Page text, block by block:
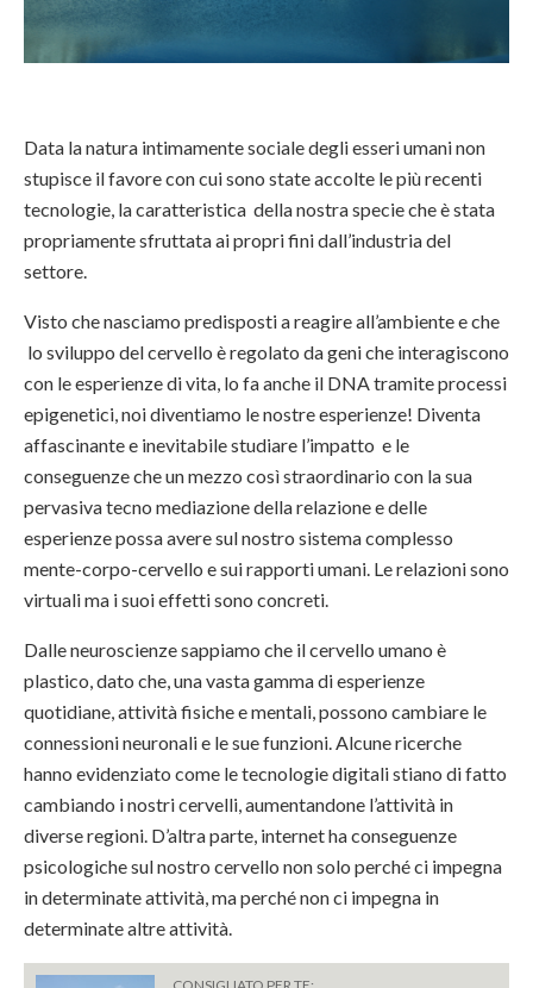
Data la natura intimamente sociale degli esseri umani non
stupisce il favore con cui sono state accolte le più recenti
tecnologie, la caratteristica della nostra specie che è stata
propriamente sfruttata ai propri fini dall’industria del
settore.
Visto che nasciamo predisposti a reagire all’ambiente e che
lo sviluppo del cervello è regolato da geni che interagiscono
con le esperienze di vita, lo fa anche il DNA tramite processi
epigenetici, noi diventiamo le nostre esperienze! Diventa
affascinante e inevitabile studiare l’impatto e le
conseguenze che un mezzo così straordinario con la sua
pervasiva tecno mediazione della relazione e delle
esperienze possa avere sul nostro sistema complesso
mente-corpo-cervello e sui rapporti umani. Le relazioni sono
virtuali ma i suoi effetti sono concreti.
Dalle neuroscienze sappiamo che il cervello umano è
plastico, dato che, una vasta gamma di esperienze
quotidiane, attività fisiche e mentali, possono cambiare le
connessioni neuronali e le sue funzioni. Alcune ricerche
hanno evidenziato come le tecnologie digitali stiano di fatto
cambiando i nostri cervelli, aumentandone l’attività in
diverse regioni. D’altra parte, internet ha conseguenze
psicologiche sul nostro cervello non solo perché ci impegna
in determinate attività, ma perché non ci impegna in
determinate altre attività.